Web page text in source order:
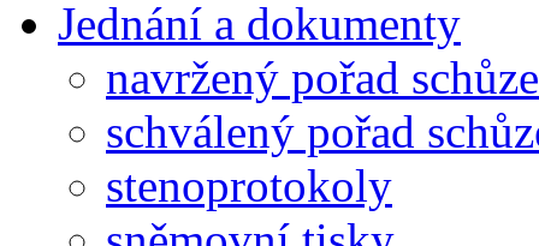
Jednání a dokumenty
navržený pořad schůze
schválený pořad
stenoprotokoly